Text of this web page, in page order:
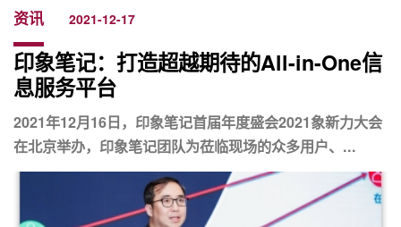
资讯 2021-12-17
印象笔记：打造超越期待的All-in-One信
息服务平台
2021年12月16日，印象笔记首届年度盛会2021象新力大会
在北京举办，印象笔记团队为莅临现场的众多用户、...